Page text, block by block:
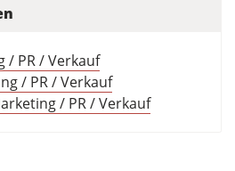
/ PR / Verkauf
/ PR / Verkauf
/ PR / Verkauf